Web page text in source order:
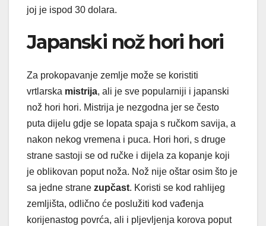
joj je ispod 30 dolara.
Japanski nož hori hori
Za prokopavanje zemlje može se koristiti
vrtlarska mistrija, ali je sve popularniji i japanski
nož hori hori. Mistrija je nezgodna jer se često
puta dijelu gdje se lopata spaja s ručkom savija, a
nakon nekog vremena i puca. Hori hori, s druge
strane sastoji se od ručke i dijela za kopanje koji
je oblikovan poput noža. Nož nije oštar osim što je
sa jedne strane zupčast. Koristi se kod rahlijeg
zemljišta, odlično će poslužiti kod vađenja
korijenastog povrća, ali i pljevljenja korova poput